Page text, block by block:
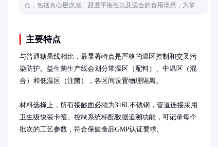
点，包括夹心层次感、甜度平衡性以及适合的食用场景，为零食
主要特点
与普通糖果线相比，最显著特点是严格的温区控制和交叉污
染防护。益生菌生产线会划分常温区（配料）、中温区（混
合）和低温区（注菌），各区间设置物理隔离。
材料选择上，所有接触面必须为316L不锈钢，管道连接采用
卫生级快装卡箍。控制系统标配数据追溯功能，可记录每个
批次的工艺参数，符合保健食品GMP认证要求。